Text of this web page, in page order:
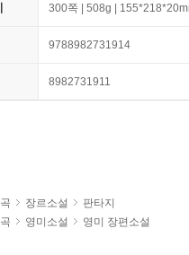
300쪽 | 508g |
9788982731914
8982731911
장르소설
판타지
영미소설 영미 장편소설